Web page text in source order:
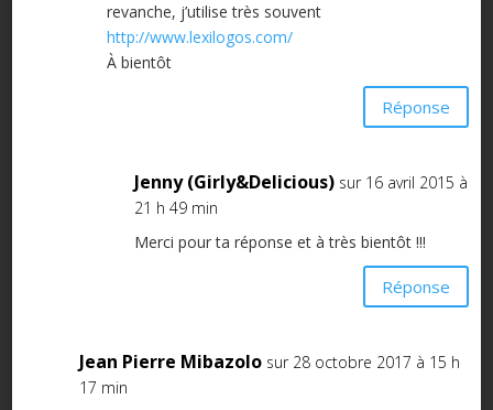
revanche, j’utilise très souvent
http://www.lexilogos.com/
À bientôt
Réponse
Jenny (Girly&Delicious) sur 16 avril 2015 à
21 h 49 min
Merci pour ta réponse et à très bientôt !!!
Réponse
Jean Pierre Mibazolo sur 28 octobre 2017 à 15 h
17 min